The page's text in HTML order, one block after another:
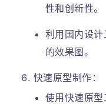
性和创新性。
利用国内设
的效果图。
快速原型制作：
使用快速原型